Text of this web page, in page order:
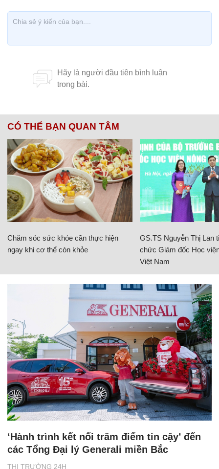
CÓ THỂ BẠN QUAN TÂM
Chăm sóc sức khỏe cần thực hiện
ngay khi cơ thể còn khỏe
GS.TS Nguyễn Thị Lan
chức Giám đốc Học
Việt Nam
THỊ TRƯỜNG 24H
‘Hành trình kết nối trăm điểm tin cậy’ đến
các Tổng Đại lý Generali miền Bắc